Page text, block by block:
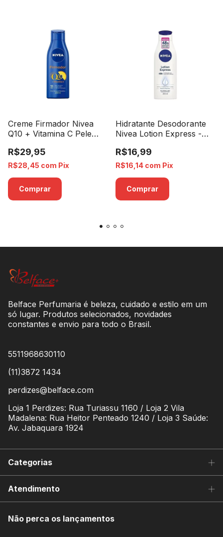
Creme Firmador Nivea
Q10 + Vitamina C Pele
R$29,95
R$28,45 com Pix
Hidratante Desodorante
Nivea Lotion Express -
R$16,99
R$16,14 com Pix
Belface Perfumaria é beleza, cuidado e estilo em um
só lugar. Produtos selecionados, novidades
constantes e envio para todo o Brasil.
5511968630110
(11)3872 1434
perdizes@belface.com
Loja 1 Perdizes: Rua Turiassu 1160 / Loja 2 Vila
Madalena: Rua Heitor Penteado 1240 / Loja 3 Saúde:
Av. Jabaquara 1924
Categorias
Atendimento
Não perca os lançamentos